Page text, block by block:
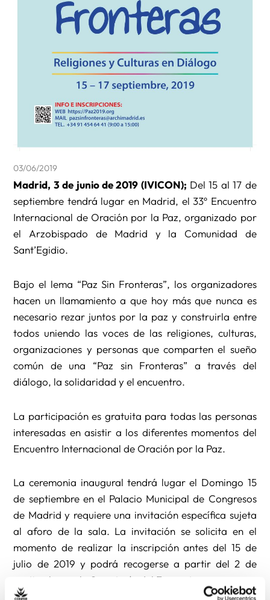
03/06/2019
Madrid, 3 de junio de 2019 (IVICON); Del 15 al 17 de
septiembre tendrá lugar en Madrid, el 33º Encuentro
Internacional de Oración por la Paz, organizado por
el Arzobispado de Madrid y la Comunidad de
Sant’Egidio.
Bajo el lema “Paz Sin Fronteras”, los organizadores
hacen un llamamiento a que hoy más que nunca es
necesario rezar juntos por la paz y construirla entre
todos uniendo las voces de las religiones, culturas,
organizaciones y personas que comparten el sueño
común de una “Paz sin Fronteras” a través del
diálogo, la solidaridad y el encuentro.
La participación es gratuita para todas las personas
interesadas en asistir a los diferentes momentos del
Encuentro Internacional de Oración por la Paz.
La ceremonia inaugural tendrá lugar el Domingo 15
de septiembre en el Palacio Municipal de Congresos
de Madrid y requiere una invitación específica sujeta
al aforo de la sala. La invitación se solicita en el
momento de realizar la inscripción antes del 15 de
julio de 2019 y podrá recogerse a partir del 2 de
septiembre en la Secretaría del Encuentro.